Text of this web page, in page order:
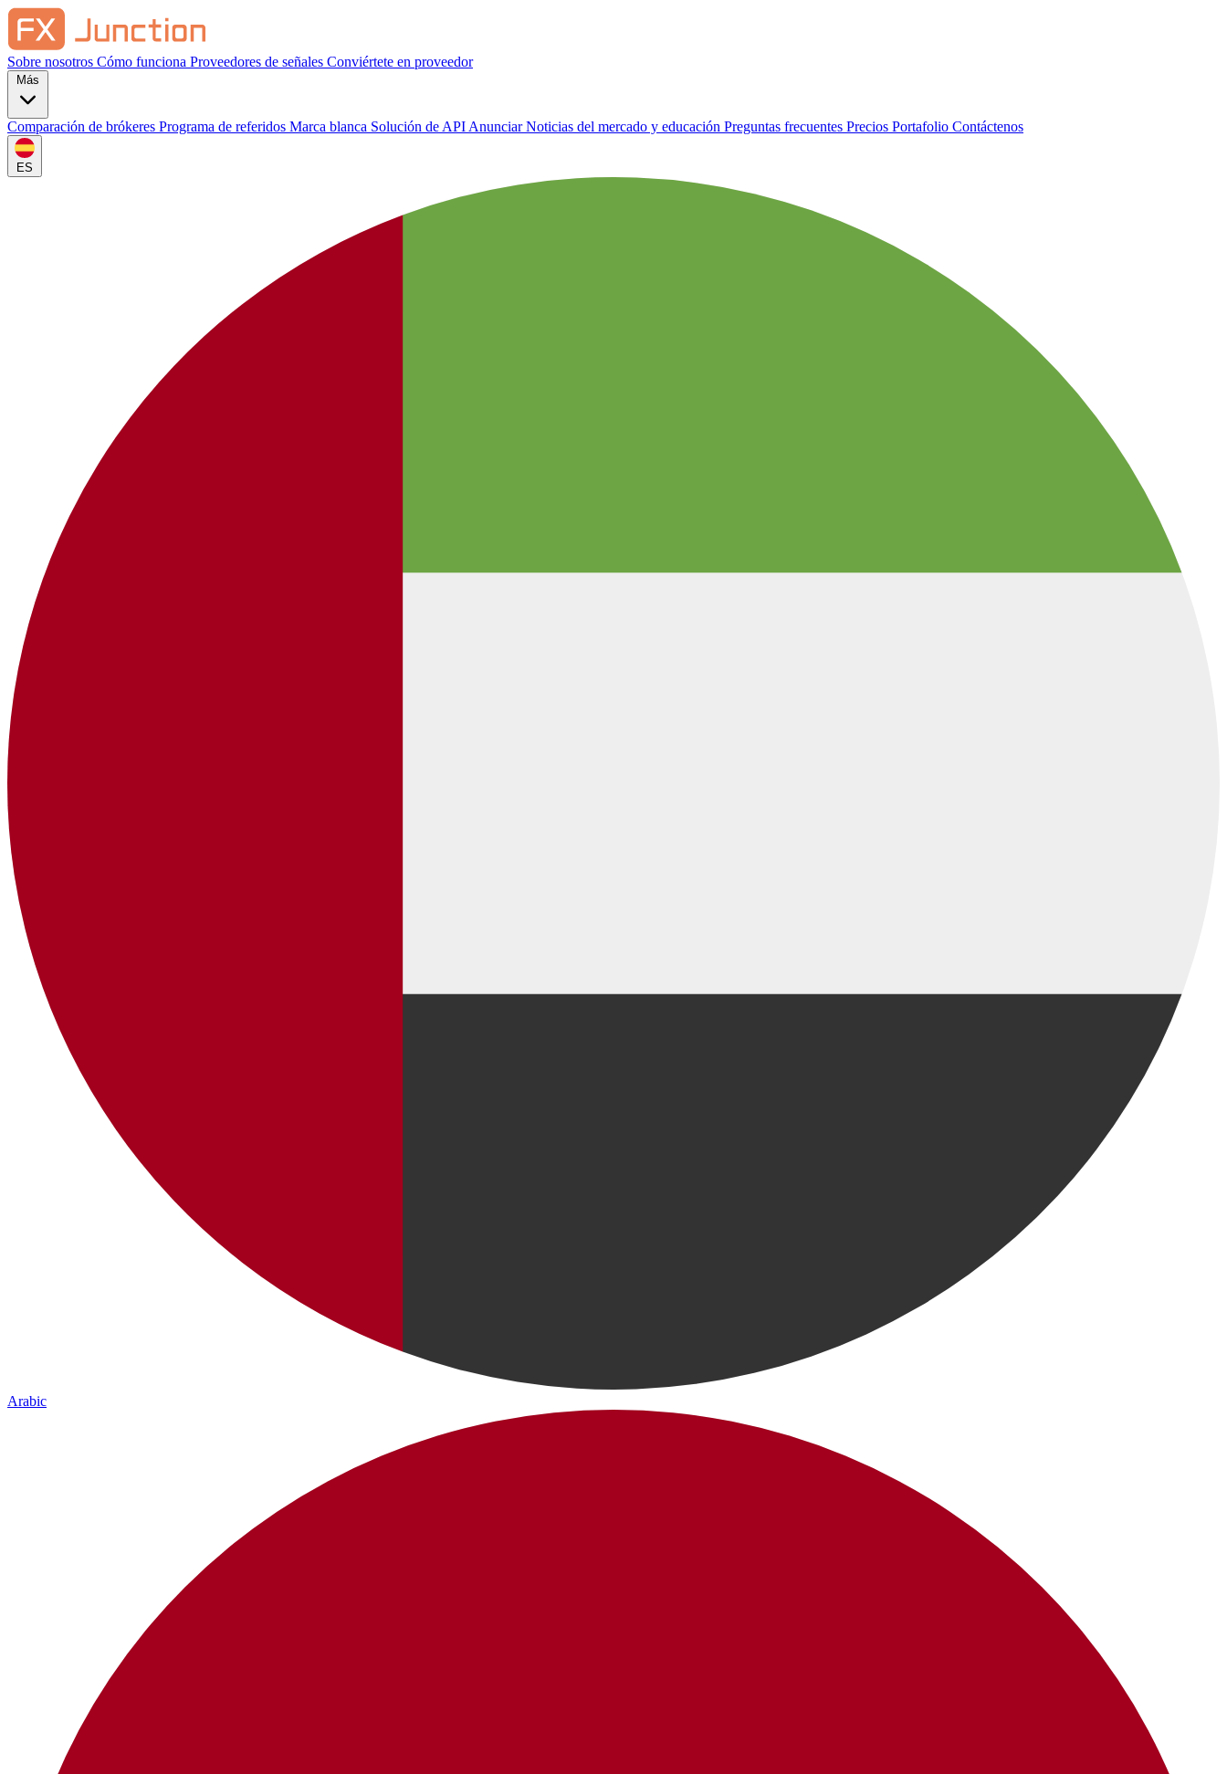
Sobre nosotros Cómo funciona Proveedores de señales Conviértete en proveedor
Comparación de brókeres Programa de referidos Marca blanca Solución de API AnunciarNoticias del mercado y educación Preguntas frecuentes Precios Portafolio Contáctenos
ES
Arabic